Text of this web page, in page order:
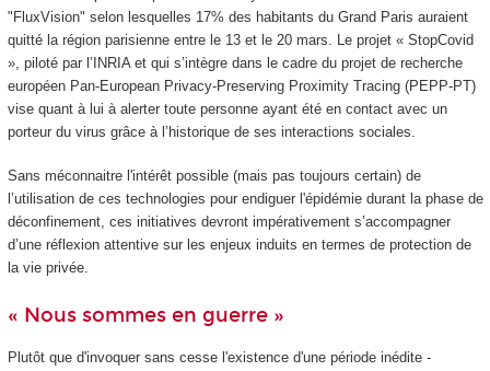
"FluxVision" selon lesquelles 17% des habitants du Grand Paris auraient
quitté la région parisienne entre le 13 et le 20 mars. Le projet « StopCovid
», piloté par l’INRIA et qui s’intègre dans le cadre du projet de recherche
européen Pan-European Privacy-Preserving Proximity Tracing (PEPP-PT)
vise quant à lui à alerter toute personne ayant été en contact avec un
porteur du virus grâce à l’historique de ses interactions sociales.
Sans méconnaitre l'intérêt possible (mais pas toujours certain) de
l’utilisation de ces technologies pour endiguer l'épidémie durant la phase de
déconfinement, ces initiatives devront impérativement s’accompagner
d’une réflexion attentive sur les enjeux induits en termes de protection de
la vie privée.
« Nous sommes en guerre »
Plutôt que d'invoquer sans cesse l'existence d'une période inédite -